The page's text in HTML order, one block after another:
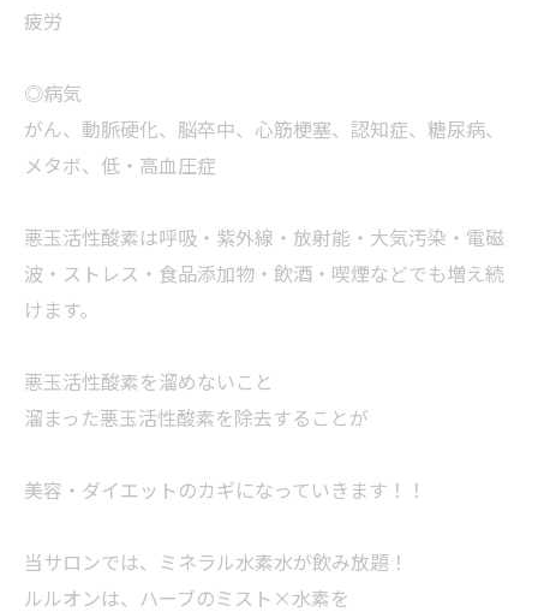
疲労
◎病気
がん、動脈硬化、脳卒中、心筋梗塞、認知症、糖尿病、
メタボ、低・高血圧症
悪玉活性酸素は呼吸・紫外線・放射能・大気汚染・電磁
波・ストレス・食品添加物・飲酒・喫煙などでも増え続
けます。
悪玉活性酸素を溜めないこと
溜まった悪玉活性酸素を除去することが
美容・ダイエットのカギになっていきます！！
当サロンでは、ミネラル水素水が飲み放題！
ルルオンは、ハーブのミスト×水素を